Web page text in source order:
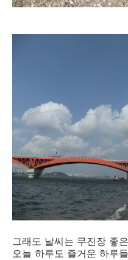
그래도 날씨는 무진장 좋
오늘 하루도 즐거운 하루